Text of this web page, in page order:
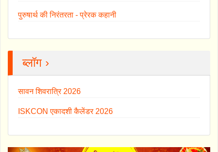
पुरुषार्थ की निरंतरता - प्रेरक कहानी
ब्लॉग ›
सावन शिवरात्रि 2026
ISKCON एकादशी कैलेंडर 2026